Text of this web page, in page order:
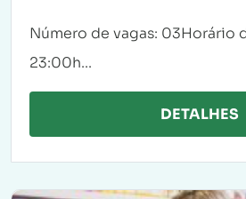
Número de vagas: 03Horário
23:00h...
DETALHES